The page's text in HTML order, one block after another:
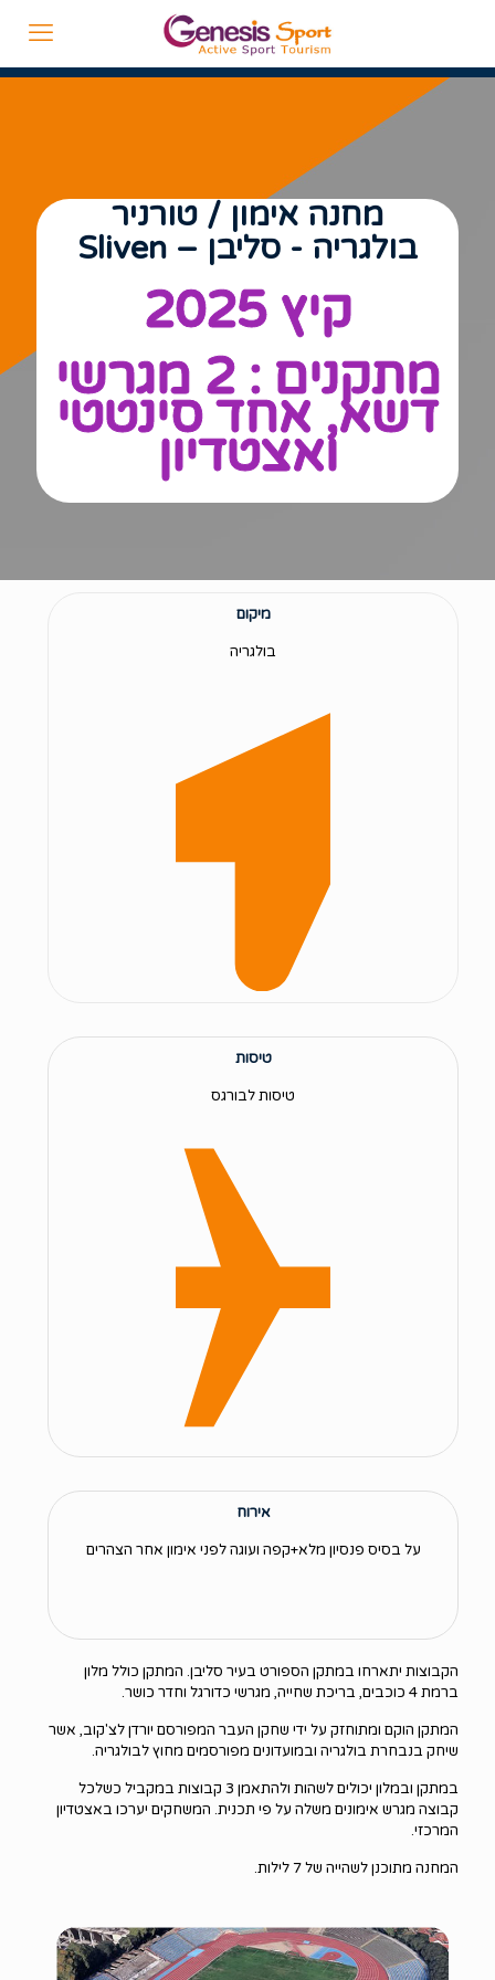
מחנה אימון / טורניר
בולגריה - סליבן – Sliven
קיץ 2025
מתקנים : 2 מגרשי
דשא, אחד סינטטי
ואצטדיון
מיקום
בולגריה
טיסות
טיסות לבורגס
אירוח
על בסיס פנסיון מלא+קפה ועוגה לפני אימון אחר הצהרים
הקבוצות יתארחו במתקן הספורט בעיר סליבן. המתקן כולל מלון
ברמת 4 כוכבים, בריכת שחייה, מגרשי כדורגל וחדר כושר.
המתקן הוקם ומתוחזק על ידי שחקן העבר המפורסם יורדן לצ'קוב, אשר
שיחק בנבחרת בולגריה ובמועדונים מפורסמים מחוץ לבולגריה.
במתקן ובמלון יכולים לשהות ולהתאמן 3 קבוצות במקביל כשלכל
קבוצה מגרש אימונים משלה על פי תכנית. המשחקים יערכו באצטדיון
המרכזי.
המחנה מתוכנן לשהייה של 7 לילות.